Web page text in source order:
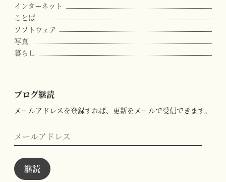
インターネット
ことば
ソフトウェア
写真
暮らし
ブログ継読
メールアドレスを登録すれば、更新をメールで受信できます。
ー
ル
ア
ド
レ
継読